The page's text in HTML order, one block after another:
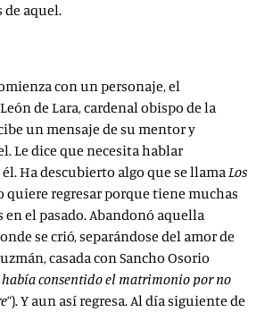
de aquel.
con un personaje, el
de Lara, cardenal obispo de la
un mensaje de su mentor y
Le dice que necesita hablar
Ha descubierto algo que se llamaLos
quiere regresar porque tiene muchas
el pasado. Abandonó aquella
se crió, separándose del amor de
casada con Sancho Osorio
consentido el matrimonio por no
”). Y aun así regresa. Al día siguiente de